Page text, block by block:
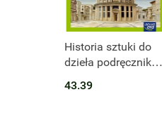
Produkt niedostępny
Historia sztuki do
dzieła podręcznik
podstawowej 63911
43.39